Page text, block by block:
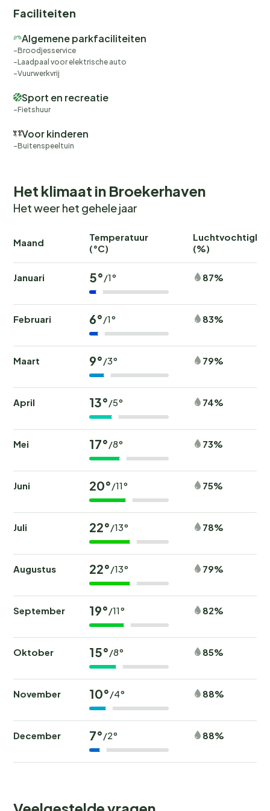
Faciliteiten
Algemene parkfaciliteiten
Broodjesservice
Laadpaal voor elektrische auto
Vuurwerkvrij
Sport en recreatie
Fietshuur
Voor kinderen
Buitenspeeltuin
Het klimaat in Broekerhaven
Het weer het gehele jaar
Maand
Temperatuur
(°C)
(%)
Januari 5°/1° 87%
Februari 6°/1° 83%
Maart 9°/3° 79%
April 13°/5° 74%
Mei 17°/8° 73%
Juni 20°/11° 75%
Juli 22°/13° 78%
Augustus 22°/13° 79%
September 19°/11° 82%
Oktober 15°/8° 85%
November 10°/4° 88%
December 7°/2° 88%